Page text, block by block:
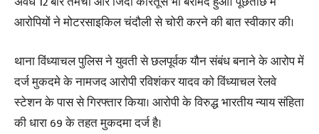
आरोपियों ने मोटरसाइकिल चंदौली से चोरी करने की बात स्वीकार की।
थाना विंध्याचल पुलिस ने युवती से छलपूर्वक यौन संबंध बनाने के आरोप में
दर्ज मुकदमे के नामजद आरोपी रविशंकर यादव को विंध्याचल रेलवे
स्टेशन के पास से गिरफ्तार किया। आरोपी के विरुद्ध भारतीय न्याय संहिता
की धारा 69 के तहत मुकदमा दर्ज है।